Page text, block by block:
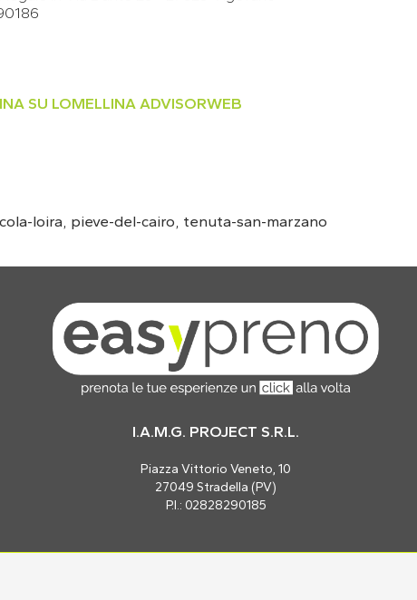
SU LOMELLINA ADVISORWEB
loira, pieve-del-cairo, tenuta-san-marzano
I.A.M.G. PROJECT S.R.L.
Piazza Vittorio Veneto, 10
27049 Stradella (PV)
P.I.: 02828290185